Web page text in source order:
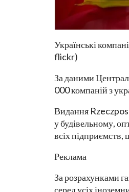
Українські
flickr)
За даними
000 компаній з
Видання
у будівельному,
всіх підприємств,
Реклама
За розрахунками
серед усіх